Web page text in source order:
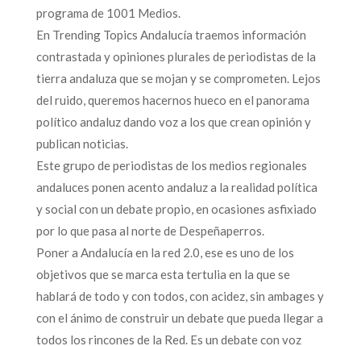
programa de 1001 Medios.
En Trending Topics Andalucía traemos información
contrastada y opiniones plurales de periodistas de la
tierra andaluza que se mojan y se comprometen. Lejos
del ruido, queremos hacernos hueco en el panorama
político andaluz dando voz a los que crean opinión y
publican noticias.
Este grupo de periodistas de los medios regionales
andaluces ponen acento andaluz a la realidad política
y social con un debate propio, en ocasiones asfixiado
por lo que pasa al norte de Despeñaperros.
Poner a Andalucía en la red 2.0, ese es uno de los
objetivos que se marca esta tertulia en la que se
hablará de todo y con todos, con acidez, sin ambages y
con el ánimo de construir un debate que pueda llegar a
todos los rincones de la Red. Es un debate con voz